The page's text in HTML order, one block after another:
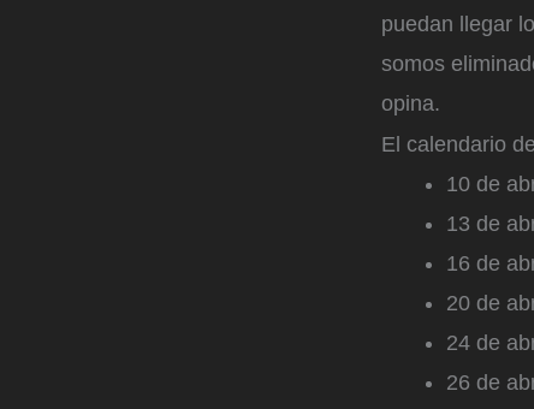
puedan llegar
somos
opina.
El calendario
10 de
13 de
16 de
20 de
24 de
26 de